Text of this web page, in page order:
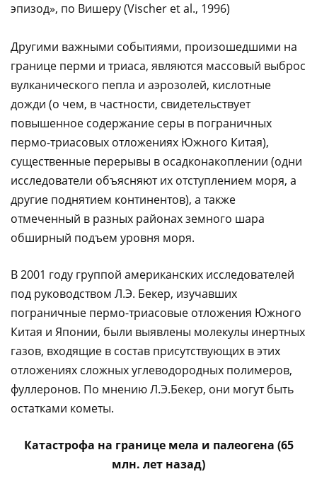
эпизод», по Вишеру (Vischer et al., 1996)
Другими важными событиями, произошедшими на
границе перми и триаса, являются массовый выброс
вулканического пепла и аэрозолей, кислотные
дожди (о чем, в частности, свидетельствует
повышенное содержание серы в пограничных
пермо-триасовых отложениях Южного Китая),
существенные перерывы в осадконакоплении (одни
исследователи объясняют их отступлением моря, а
другие поднятием континентов), а также
отмеченный в разных районах земного шара
обширный подъем уровня моря.
В 2001 году группой американских исследователей
под руководством Л.Э. Бекер, изучавших
пограничные пермо-триасовые отложения Южного
Китая и Японии, были выявлены молекулы инертных
газов, входящие в состав присутствующих в этих
отложениях сложных углеводородных полимеров,
фуллеронов. По мнению Л.Э.Бекер, они могут быть
остатками кометы.
Катастрофа на границе мела и палеогена (65
млн. лет назад)